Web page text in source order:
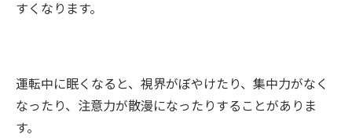
すくなります。
運転中に眠くなると、視界がぼやけたり、集中力がなく
なったり、注意力が散漫になったりすることがありま
す。